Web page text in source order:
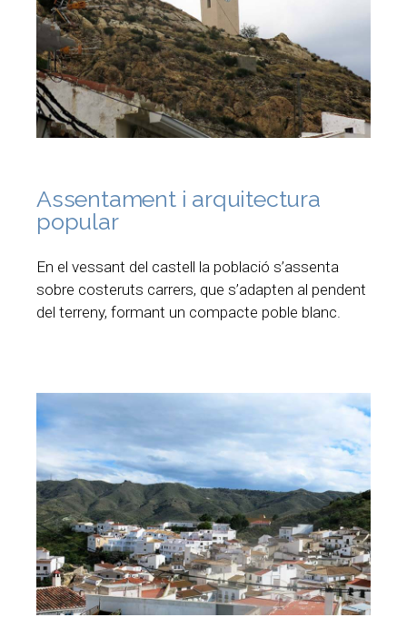
Assentament i arquitectura
popular
En el vessant del castell la població s’assenta
sobre costeruts carrers, que s’adapten al pendent
del terreny, formant un compacte poble blanc.